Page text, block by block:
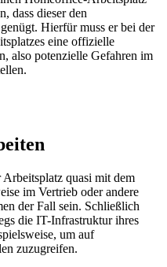
dass dieser den
Hierfür muss er bei der
eine offizielle
also potenzielle Gefahren im
Arbeitsplatz quasi mit dem
im Vertrieb oder andere
der Fall sein. Schließlich
die IT-Infrastruktur ihres
um auf
zuzugreifen.